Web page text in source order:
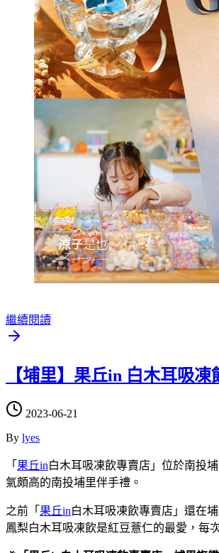
繼續閱讀
【埔里】果丘in 白木耳吸
2023-06-21
By lyes
「 果丘in白木耳吸凍飲專賣店」位於南投
氣頗高的南投埔里伴手禮。
之前「 果丘in白木耳吸凍飲專賣店」還在
鳳梨白木耳吸凍飲是紅豆薏仁的最愛，每